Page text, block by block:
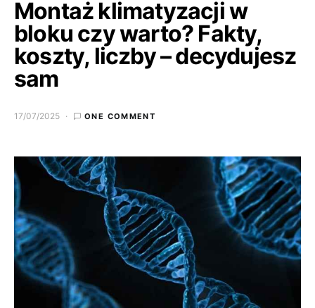
Montaż klimatyzacji w
bloku czy warto? Fakty,
koszty, liczby – decydujesz
sam
17/07/2025 ONE COMMENT